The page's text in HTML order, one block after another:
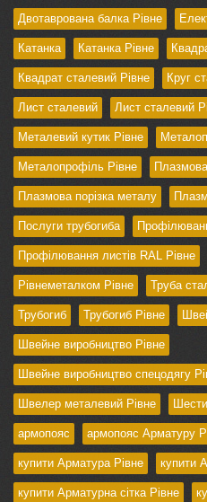
Двотаврована балка Рівне
Катанка Катанка Рівне
Квадрат сталевий Рівне Круг
Лист сталевий Лист сталевий
Металевий кутик Рівне
Металопрофіль Рівне
Плазмова порізка металу
Послуги трубогиба
Профілювання листів RAL Рівне
Рівнеметалком Рівне Труба
Трубогиб Трубогиб Рівне
Швейне виробництво Рівне
Швейне виробництво спецодягу
Швелер металевий Рівне
армопояс армопояс Арматуру
купити Арматура Рівне купити
купити Арматурна сітка Рівне